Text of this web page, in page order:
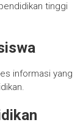
tinggi
informasi yang